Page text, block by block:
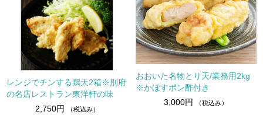
レンジでチンする鶏天2箱※別府
の名店レストラン東洋軒の味
2,750円
（税込み）
おおいた名物とり天/業務用2kg
※かぼすポン酢付き
3,000円
（税込み）